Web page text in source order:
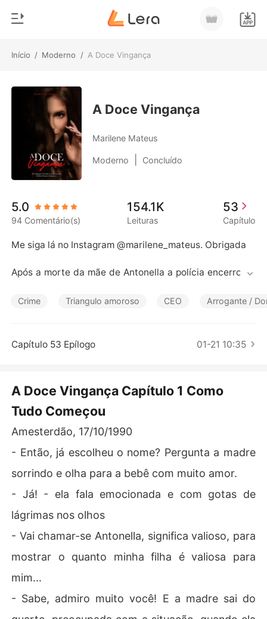
Início / Moderno / A Doce Vingança
Loja
Histórico
Sair
Baixar App
Gênero
Moderno
Lobisomem
Contos
Bilionários
Contos Curtos
A Doce Vingança
Marilene Mateus
Moderno Concluído
5.0
94 Comentário(s)
154.1K
Leituras
53
Capítulo
Me siga lá no Instagram @marilene_mateus. Obrigada
Após a morte da mãe de Antonella a polícia encerrou o
Desde então, Antonella montou um plano para vingar-se
Harry, filho adotivo do pai de Antonella, é o herdeiro de
Será que o amor é mais forte que a  vingança?
Venha apaixonar-se por essa história repleta de emoçõ
es, de amor e reviravoltas
Crime Triangulo amoroso CEO Arrogante /
Capítulo 53 Epílogo 01-21 10:35
A Doce Vingança Capítulo 1 Como
Tudo Começou
Amesterdão, 17/10/1990
- Então, já escolheu o nome? Pergunta a madre
sorrindo e olha para a bebê com muito amor.
- Já! - ela fala emocionada e com gotas de
lágrimas nos olhos
- Vai chamar-se Antonella, significa valioso, para
mostrar o quanto minha filha é valiosa para
mim...
- Sabe, admiro muito você! E a madre sai do